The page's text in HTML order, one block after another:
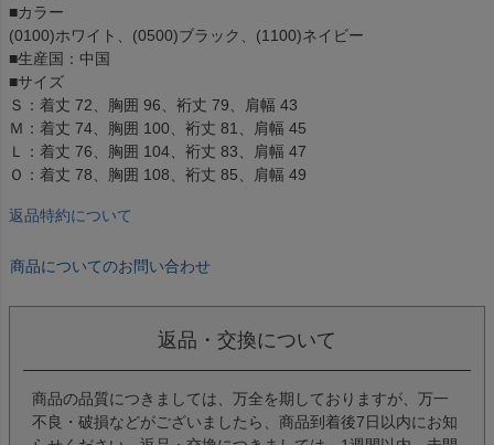
■カラー
(0100)ホワイト、(0500)ブラック、(1100)ネイビー
■生産国：中国
■サイズ
Ｓ：着丈 72、胸囲 96、裄丈 79、肩幅 43
Ｍ：着丈 74、胸囲 100、裄丈 81、肩幅 45
Ｌ：着丈 76、胸囲 104、裄丈 83、肩幅 47
Ｏ：着丈 78、胸囲 108、裄丈 85、肩幅 49
返品特約について
商品についてのお問い合わせ
返品・交換について
商品の品質につきましては、万全を期しておりますが、万一
不良・破損などがございましたら、商品到着後7日以内にお知